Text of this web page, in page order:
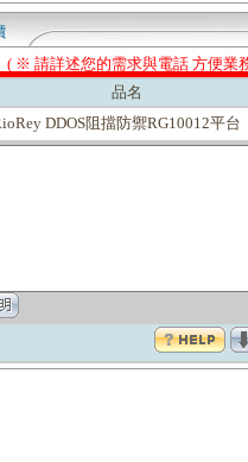
( ※ 請詳述您的需求與電話 方便業
品名
DDOS阻擋防禦RG10012平台